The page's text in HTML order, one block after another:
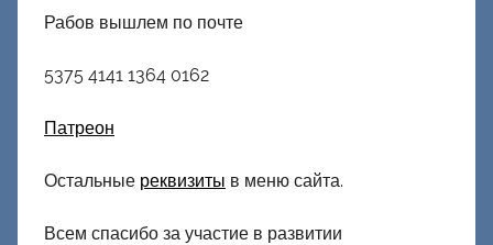
Рабов вышлем по почте
5375 4141 1364 0162
Патреон
Остальные реквизиты в меню сайта.
Всем спасибо за участие в развитии